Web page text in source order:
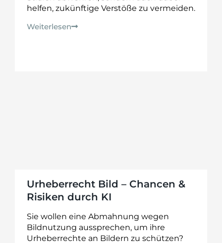
helfen, zukünftige Verstöße zu vermeiden.
Weiterlesen
Urheberrecht Bild – Chancen &
Risiken durch KI
Sie wollen eine Abmahnung wegen
Bildnutzung aussprechen, um ihre
Urheberrechte an Bildern zu schützen?